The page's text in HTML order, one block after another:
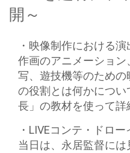
開～
・映像制作における
作画のアニメーション
写、遊技機等のため
の役割とは何かにつ
長」の教材を使って詳
・LIVEコンテ・ドロー
当日は、永居監督に